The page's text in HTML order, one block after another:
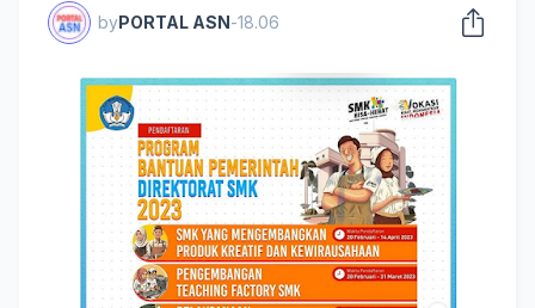
byPORTAL ASN-18.06